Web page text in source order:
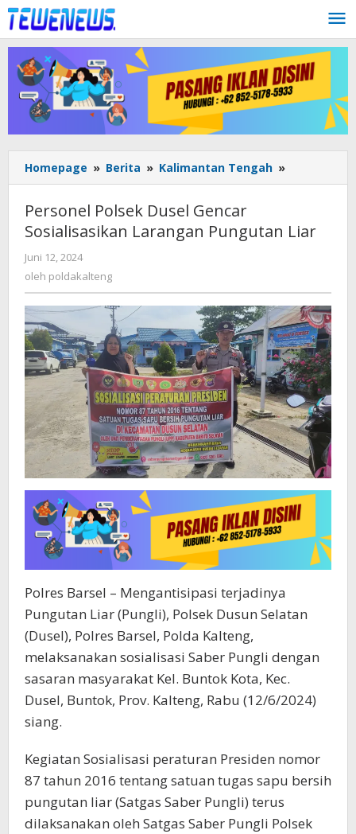
Lewati
ke
konten
Homepage » Berita » Kalimantan Tengah »
Polsek
Personel Polsek Dusel Gencar
Sosialisasikan Larangan Pungutan Liar
Juni 12, 2024
poldakalteng
oleh poldakalteng
Polres Barsel – Mengantisipasi terjadinya
Pungutan Liar (Pungli), Polsek Dusun Selatan
(Dusel), Polres Barsel, Polda Kalteng,
melaksanakan sosialisasi Saber Pungli dengan
sasaran masyarakat Kel. Buntok Kota, Kec.
Dusel, Buntok, Prov. Kalteng, Rabu (12/6/2024)
siang.
Kegiatan Sosialisasi peraturan Presiden nomor
87 tahun 2016 tentang satuan tugas sapu bersih
pungutan liar (Satgas Saber Pungli) terus
dilaksanakan oleh Satgas Saber Pungli Polsek